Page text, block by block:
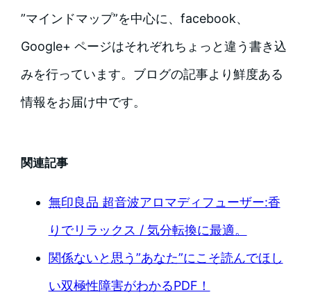
”マインドマップ”を中心に、facebook、
Google+ ページはそれぞれちょっと違う書き込
みを行っています。ブログの記事より鮮度ある
情報をお届け中です。
関連記事
無印良品 超音波アロマディフューザー:香
りでリラックス / 気分転換に最適。
関係ないと思う”あなた”にこそ読んでほし
い双極性障害がわかるPDF！